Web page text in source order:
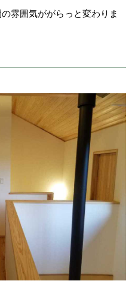
雰囲気ががらっと変わりま